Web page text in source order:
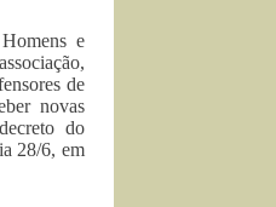
e
de
novas
do
28/6, em